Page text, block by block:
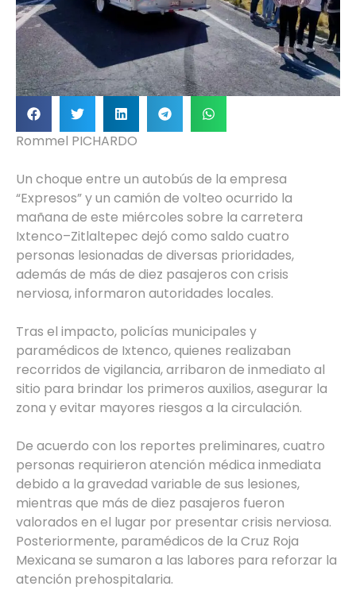
Rommel PICHARDO
Un choque entre un autobús de la empresa
“Expresos” y un camión de volteo ocurrido la
mañana de este miércoles sobre la carretera
Ixtenco–Zitlaltepec dejó como saldo cuatro
personas lesionadas de diversas prioridades,
además de más de diez pasajeros con crisis
nerviosa, informaron autoridades locales.
Tras el impacto, policías municipales y
paramédicos de Ixtenco, quienes realizaban
recorridos de vigilancia, arribaron de inmediato al
sitio para brindar los primeros auxilios, asegurar la
zona y evitar mayores riesgos a la circulación.
De acuerdo con los reportes preliminares, cuatro
personas requirieron atención médica inmediata
debido a la gravedad variable de sus lesiones,
mientras que más de diez pasajeros fueron
valorados en el lugar por presentar crisis nerviosa.
Posteriormente, paramédicos de la Cruz Roja
Mexicana se sumaron a las labores para reforzar la
atención prehospitalaria.